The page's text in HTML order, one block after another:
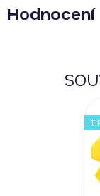
Hodnocení